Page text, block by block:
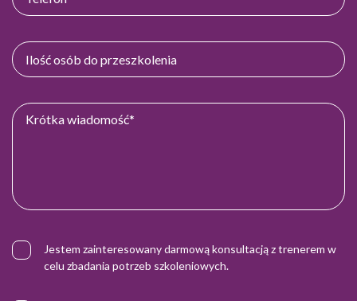
Jestem zainteresowany darmową konsultacją z trenerem w
celu zbadania potrzeb szkoleniowych.